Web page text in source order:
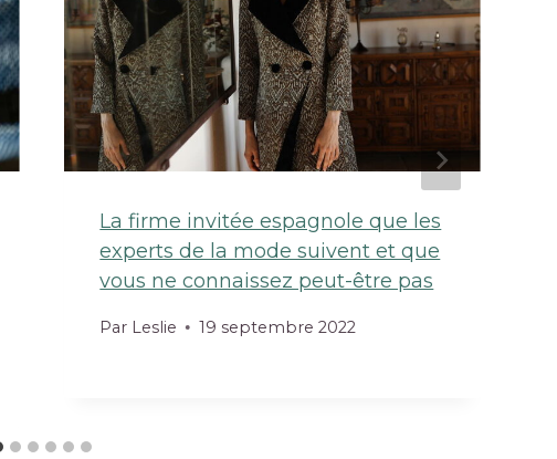
La firme invitée espagnole que les
experts de la mode suivent et que
vous ne connaissez peut-être pas
Par Leslie 19 septembre 2022